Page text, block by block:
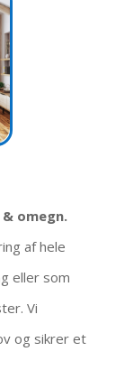
omegn.
af hele
eller som
Vi
og sikrer et